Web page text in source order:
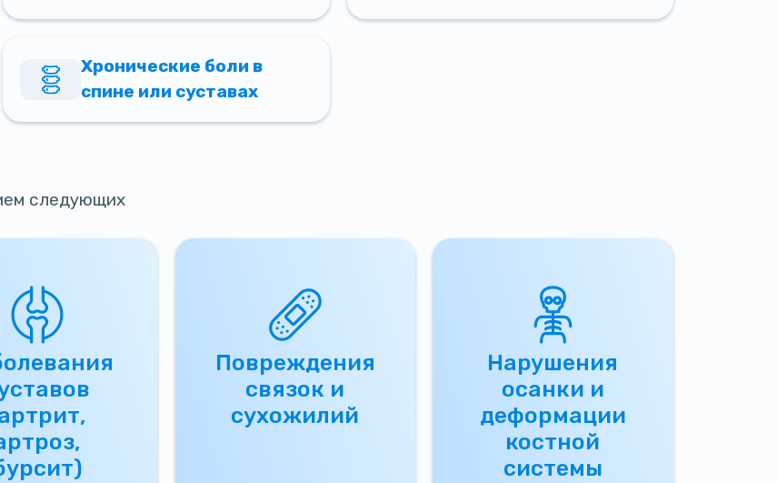
Хронические боли в
спине или суставах
следующих
Повреждения
связок и
сухожилий
Нарушения
осанки и
деформации
костной
системы